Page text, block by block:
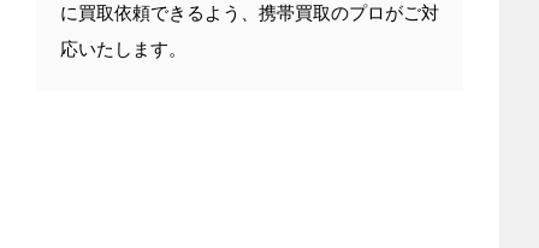
に買取依頼できるよう、携帯買取のプロがご対
応いたします。